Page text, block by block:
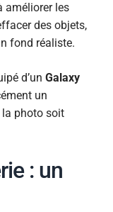
améliorer les
des objets,
fond réaliste.
d’un Galaxy
un
photo soit
: un